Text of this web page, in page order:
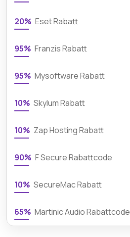
20% Eset Rabatt
95% Franzis Rabatt
95% Mysoftware Rabatt
10% Skylum Rabatt
10% Zap Hosting Rabatt
90% F Secure Rabattcode
10% SecureMac Rabatt
65% Martinic Audio Rabattcode